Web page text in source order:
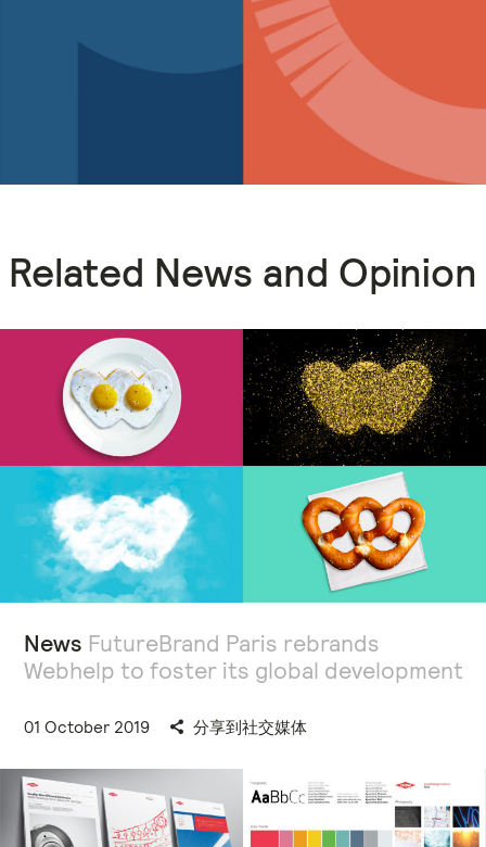
Related News and Opinion
News FutureBrand Paris rebrands
Webhelp to foster its global development
01 October 2019 分享到社交媒体